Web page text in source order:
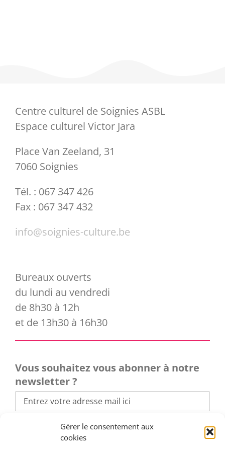
Gérer le consentement aux
cookies
Centre culturel de Soignies ASBL
Espace culturel Victor Jara
Place Van Zeeland, 31
7060 Soignies
Tél. : 067 347 426
Fax : 067 347 432
info@soignies-culture.be
Bureaux ouverts
du lundi au vendredi
de 8h30 à 12h
et de 13h30 à 16h30
Vous souhaitez vous abonner à notre
newsletter ?